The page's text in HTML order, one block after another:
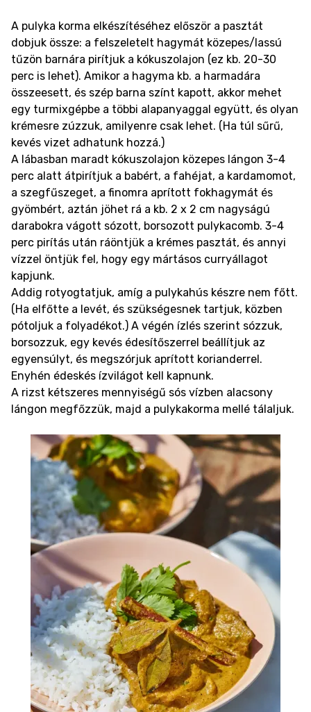
A pulyka korma elkészítéséhez először a pasztát
dobjuk össze: a felszeletelt hagymát közepes/lassú
tűzön barnára pirítjuk a kókuszolajon (ez kb. 20-30
perc is lehet). Amikor a hagyma kb. a harmadára
összeesett, és szép barna színt kapott, akkor mehet
egy turmixgépbe a többi alapanyaggal együtt, és olyan
krémesre zúzzuk, amilyenre csak lehet. (Ha túl sűrű,
kevés vizet adhatunk hozzá.)
A lábasban maradt kókuszolajon közepes lángon 3-4
perc alatt átpirítjuk a babért, a fahéjat, a kardamomot,
a szegfűszeget, a finomra aprított fokhagymát és
gyömbért, aztán jöhet rá a kb. 2 x 2 cm nagyságú
darabokra vágott sózott, borsozott pulykacomb. 3-4
perc pirítás után ráöntjük a krémes pasztát, és annyi
vízzel öntjük fel, hogy egy mártásos curryállagot
kapjunk.
Addig rotyogtatjuk, amíg a pulykahús készre nem főtt.
(Ha elfőtte a levét, és szükségesnek tartjuk, közben
pótoljuk a folyadékot.) A végén ízlés szerint sózzuk,
borsozzuk, egy kevés édesítőszerrel beállítjuk az
egyensúlyt, és megszórjuk aprított korianderrel.
Enyhén édeskés ízvilágot kell kapnunk.
A rizst kétszeres mennyiségű sós vízben alacsony
lángon megfőzzük, majd a pulykakorma mellé tálaljuk.